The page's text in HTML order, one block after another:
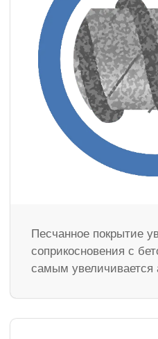
Песчанное покрытие
соприкосновения с
самым увеличивается